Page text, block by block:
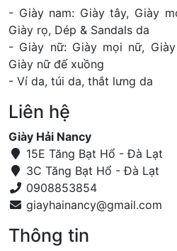
- Giày nam: Giày tây, Giày
Giày rọ, Dép & Sandals da
- Giày nữ: Giày mọi nữ,
Giày nữ đế xuồng
- Ví da, túi da, thắt lưng da
Liên hệ
Giày Hải Nancy
15E Tăng Bạt Hổ - Đà Lạt
3C Tăng Bạt Hổ - Đà Lạt
0908853854
Thông tin